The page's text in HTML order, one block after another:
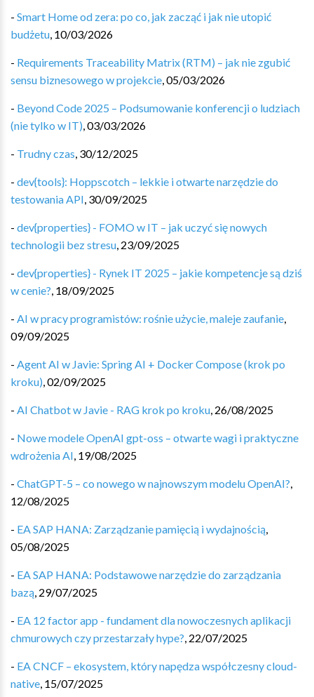
- Smart Home od zera: po co, jak zacząć i jak nie utopić
budżetu, 10/03/2026
- Requirements Traceability Matrix (RTM) – jak nie zgubić
sensu biznesowego w projekcie,05/03/2026
- Beyond Code 2025 – Podsumowanie konferencji o ludziach
(nie tylko w IT),03/03/2026
- Trudny czas, 30/12/2025
- dev{tools}: Hoppscotch – lekkie i otwarte narzędzie do
testowania API, 30/09/2025
- dev{properties} - FOMO w IT – jak uczyć się nowych
technologii bez stresu, 23/09/2025
- dev{properties} - Rynek IT 2025 – jakie kompetencje są dziś
w cenie?, 18/09/2025
- AI w pracy programistów: rośnie użycie, maleje zaufanie,
09/09/2025
- Agent AI w Javie: Spring AI + Docker Compose (krok po
kroku),02/09/2025
- AI Chatbot w Javie - RAG krok po kroku, 26/08/2025
- Nowe modele OpenAI gpt-oss – otwarte wagi i praktyczne
wdrożenia AI, 19/08/2025
- ChatGPT-5 – co nowego w najnowszym modelu OpenAI?,
12/08/2025
- EA SAP HANA: Zarządzanie pamięcią i wydajnością,
05/08/2025
- EA SAP HANA: Podstawowe narzędzie do zarządzania
bazą, 29/07/2025
- EA 12 factor app - fundament dla nowoczesnych aplikacji
chmurowych czy przestarzały hype?, 22/07/2025
- EA CNCF – ekosystem, który napędza współczesny cloud-
native, 15/07/2025